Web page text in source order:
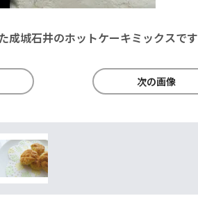
成城石井のホットケーキミックスです
次の画像